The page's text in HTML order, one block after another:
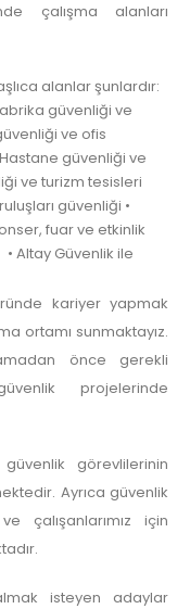
çalışma alanları
alanlar şunlardır:
güvenliği ve
ve ofis
güvenliği ve
ve turizm tesisleri
güvenliği •
fuar ve etkinlik
Altay Güvenlik ile
kariyer yapmak
ortamı sunmaktayız.
önce gerekli
projelerinde
görevlilerinin
Ayrıca güvenlik
çalışanlarımız için
isteyen adaylar